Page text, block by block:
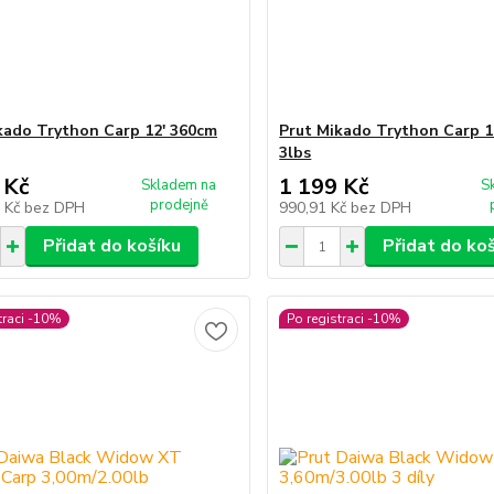
Trython Carp 12' 360cm
bez DPH
Skladem na
prodejně
Přidat do košíku
Prut Mikado Trython Carp
3lbs
1 199 Kč
990,91 Kč bez DPH
Přidat do
-10% Po registraci -10%